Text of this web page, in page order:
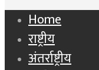
for
Home
राष्ट्रीय
अंतर्राष्ट्रीय